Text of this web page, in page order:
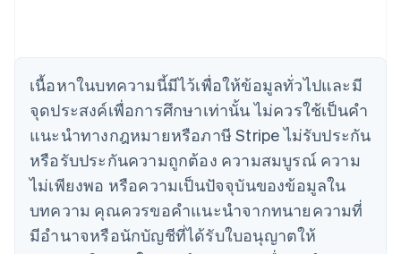
เนื้อหาในบทความนี้มีไว้เพื่อให้ข้อมูลทั่วไปและมี
จุดประสงค์เพื่อการศึกษาเท่านั้น ไม่ควรใช้เป็นคํา
แนะนําทางกฎหมายหรือภาษี Stripe ไม่รับประกัน
หรือรับประกันความถูกต้อง ความสมบูรณ์ ความ
ไม่เพียงพอ หรือความเป็นปัจจุบันของข้อมูลใน
บทความ คุณควรขอคําแนะนําจากทนายความที่
มีอํานาจหรือนักบัญชีที่ได้รับใบอนุญาตให้
ไซปรัส
ญี่ปุ่น
日本語English
เดนมาร์ก
English
ไทย
ไทยEnglish
English